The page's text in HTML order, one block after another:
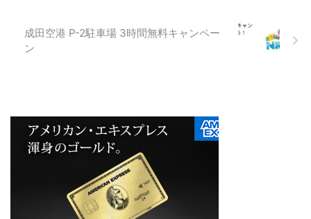
成田空港 P-2駐車場 3時間無料キャンペー
ン